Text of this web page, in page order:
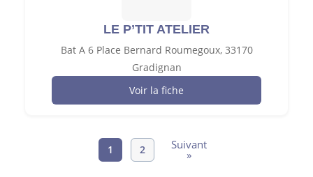
LE P’TIT ATELIER
Bat A 6 Place Bernard Roumegoux, 33170
Gradignan
Voir la fiche
1 2 Suivant
»